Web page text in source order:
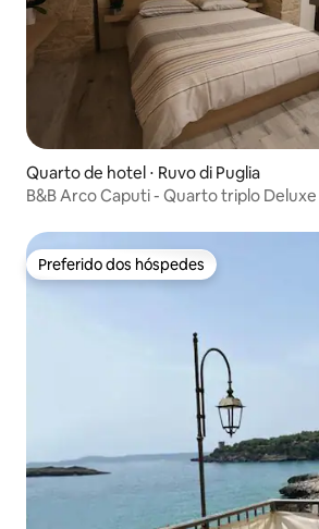
Quarto de hotel ⋅ Ruvo di Puglia
B&B Arco Caputi - Quarto triplo Deluxe
Preferido dos hóspedes
Preferido dos hóspedes